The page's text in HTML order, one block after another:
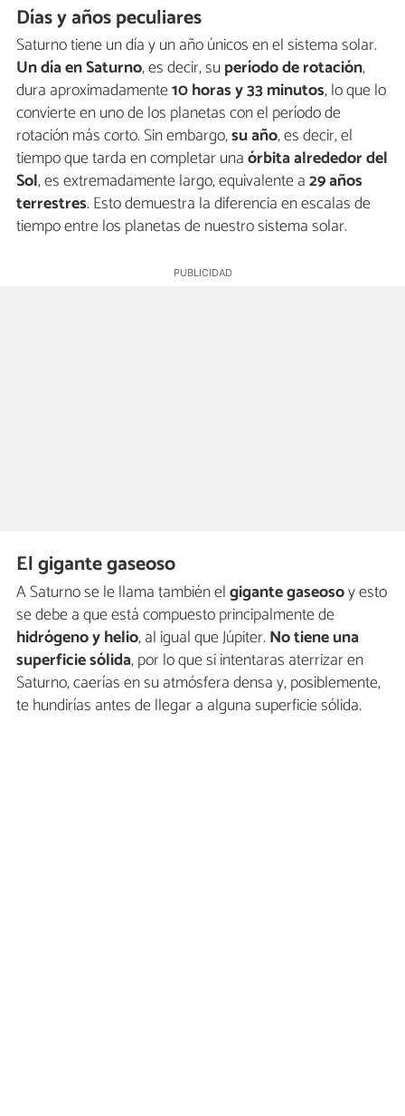
Días y años peculiares
Saturno tiene un día y un año únicos en el sistema solar.
Un día en Saturno, es decir, superíodo de rotación,
dura aproximadamente10 horas y 33 minutos, lo que lo
convierte en uno de los planetas con el período de
rotación más corto. Sin embargo,su año, es decir, el
tiempo que tarda en completar unaórbita alrededor del
Sol, es extremadamente largo, equivalente a29 años
terrestres. Esto demuestra la diferencia en escalas de
tiempo entre los planetas de nuestro sistema solar.
El gigante gaseoso
A Saturno se le llama también elgigante gaseosoy esto
se debe a que está compuesto principalmente de
hidrógeno y helio, al igual que Júpiter. No tiene una
superficie sólida, por lo que si intentaras aterrizar en
Saturno, caerías en su atmósfera densa y, posiblemente,
te hundirías antes de llegar a alguna superficie sólida.